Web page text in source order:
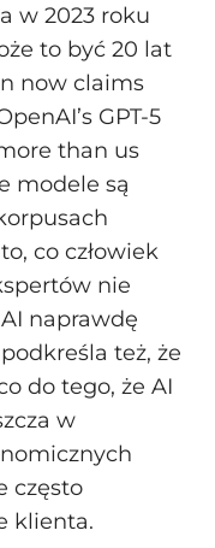
w 2023 roku
to być 20 lat
now claims
GPT-5
than us
modele są
co człowiek
nie
naprawdę
też, że
do tego, że AI
w
często
klienta.